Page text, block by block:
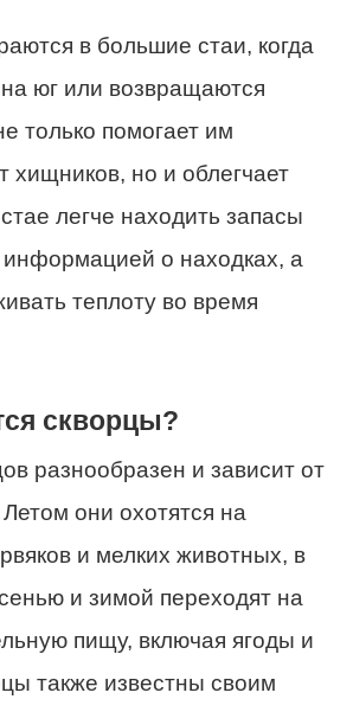
в большие стаи, когда
юг или возвращаются
только помогает им
хищников, но и облегчает
легче находить запасы
о находках, а
теплоту во время
скворцы?
разнообразен и зависит от
они охотятся на
и мелких животных, в
и зимой переходят на
пищу, включая ягоды и
также известны своим